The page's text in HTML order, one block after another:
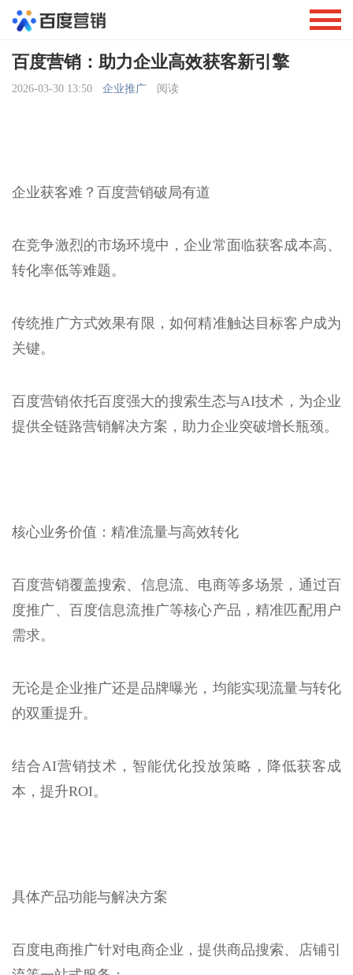
百度营销：助力企业高效获客新引擎
2026-03-30 13:50 企业推广 阅读
企业获客难？百度营销破局有道
在竞争激烈的市场环境中，企业常面临获客成本高、
转化率低等难题。
传统推广方式效果有限，如何精准触达目标客户成为
关键。
百度营销依托百度强大的搜索生态与AI技术，为企业
提供全链路营销解决方案，助力企业突破增长瓶颈。
核心业务价值：精准流量与高效转化
百度营销覆盖搜索、信息流、电商等多场景，通过百
度推广、百度信息流推广等核心产品，精准匹配用户
需求。
无论是企业推广还是品牌曝光，均能实现流量与转化
的双重提升。
结合AI营销技术，智能优化投放策略，降低获客成
本，提升ROI。
具体产品功能与解决方案
百度电商推广针对电商企业，提供商品搜索、店铺引